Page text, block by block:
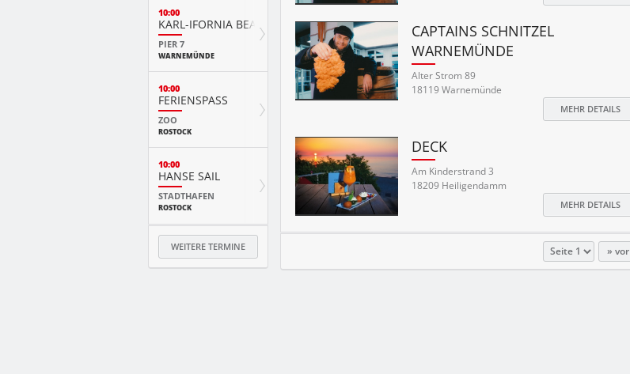
CAPTAINS SCHNITZEL
WARNEMÜNDE
Alter Strom 89
18119 Warnemünde
MEHR DETAILS
DECK
Am Kinderstrand 3
18209 Heiligendamm
MEHR DETAILS
vor
10:00
KARL-IFORNIA BEACH SANDWELTEN
PIER 7
WARNEMÜNDE
10:00
FERIENSPASS
ZOO
ROSTOCK
10:00
HANSE SAIL
STADTHAFEN
ROSTOCK
WEITERE TERMINE